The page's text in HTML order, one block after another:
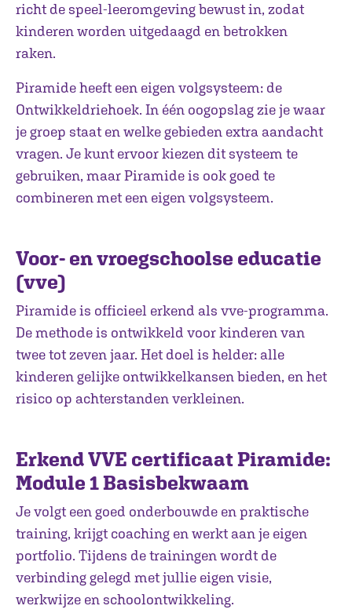
richt de speel-leeromgeving bewust in, zodat
kinderen worden uitgedaagd en betrokken
raken.
Piramide heeft een eigen volgsysteem: de
Ontwikkeldriehoek. In één oogopslag zie je waar
je groep staat en welke gebieden extra aandacht
vragen. Je kunt ervoor kiezen dit systeem te
gebruiken, maar Piramide is ook goed te
combineren met een eigen volgsysteem.
Voor- en vroegschoolse educatie
(vve)
Piramide is officieel erkend als vve-programma.
De methode is ontwikkeld voor kinderen van
twee tot zeven jaar. Het doel is helder: alle
kinderen gelijke ontwikkelkansen bieden, en het
risico op achterstanden verkleinen.
Erkend VVE certificaat Piramide:
Module 1 Basisbekwaam
Je volgt een goed onderbouwde en praktische
training, krijgt coaching en werkt aan je eigen
portfolio. Tijdens de trainingen wordt de
verbinding gelegd met jullie eigen visie,
werkwijze en schoolontwikkeling.